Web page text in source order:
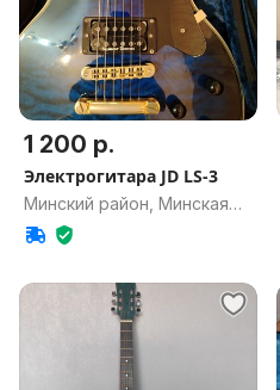
1 200 р.
Электрогитара JD LS-3
Минский район, Минская
обл.